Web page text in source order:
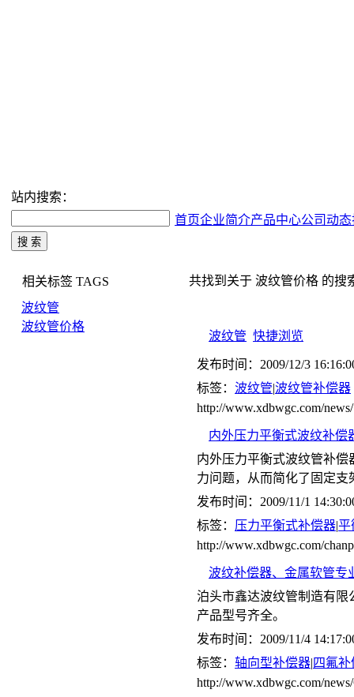
站内搜索：
首页企业简介产品中心公司动态
相关标签 TAGS
波纹管
波纹管价格
共找到关于 波纹管价格 的搜
波纹管 快捷浏览
发布时间：2009/12/3
标签： 波纹管|波纹管补偿器
http://www.xdbwgc.com/
内外压力平衡式波纹补偿
内外压力平衡式波纹管补
力问题，从而简化了固定
发布时间：2009/11/1
标签： 压力平衡式补偿器|平
http://www.xdbwgc.com/
波纹补偿器、金属软管专
泊头市鑫达波纹管制造有
产品型号齐全。
发布时间：2009/11/4
标签： 轴向型补偿器|四氟补
http://www.xdbwgc.com/